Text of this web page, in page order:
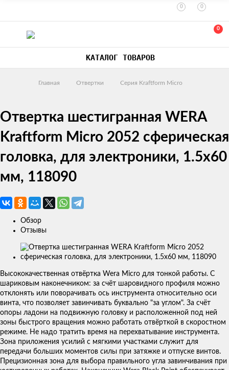
0 0
0
КАТАЛОГ ТОВАРОВ
Главная Отвертки Серия Kraftform Micro
Отвертка шестигранная WERA
Kraftform Micro 2052 сферическая
головка, для электроники, 1.5x60
мм, 118090
Обзор
Отзывы
Изображения
товаров
Высококачественная отвёртка Wera Micro для тонкой работы. С
шариковым наконечником: за счёт шаровидного профиля можно
отклонять или поворачивать ось инструмента относительно оси
винта, что позволяет завинчивать буквально "за углом". За счёт
опоры ладони на подвижную головку и расположенной под ней
зоны быстрого вращения можно работать отвёрткой в скоростном
режиме. Не надо тратить время на перехватывание инструмента.
Зона приложения усилий с мягкими участками служит для
передачи больших моментов силы при затяжке и отпуске винтов.
Прецизионная зона для выбора правильного угла завинчивания при